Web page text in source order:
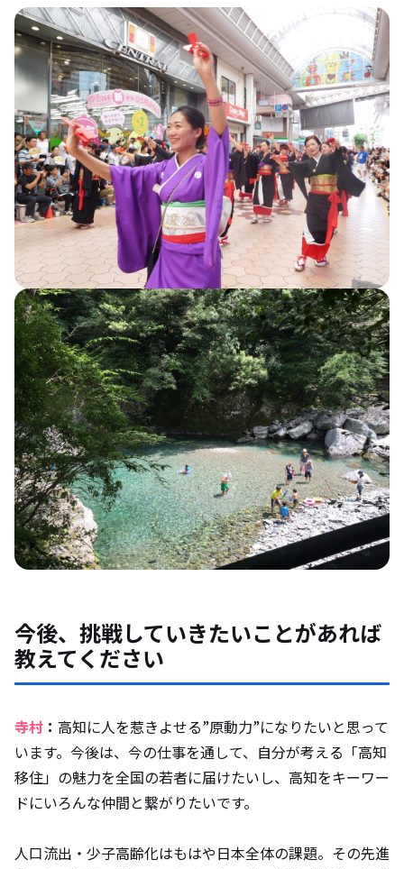
今後、挑戦していきたいことがあれば
教えてください
寺村 ： 高知に人を惹きよせる”原動力”になりたいと思って
います。今後は、今の仕事を通して、自分が考える「高知
移住」の魅力を全国の若者に届けたいし、高知をキーワー
ドにいろんな仲間と繋がりたいです。
人口流出・少子高齢化はもはや日本全体の課題。その先進